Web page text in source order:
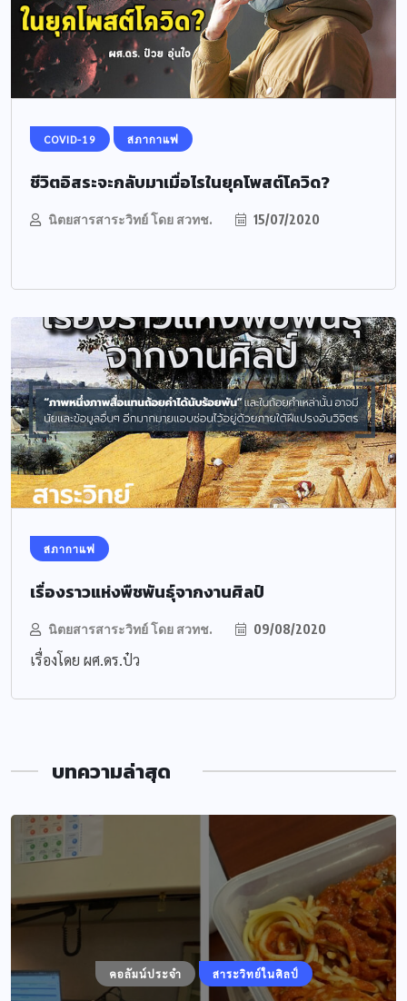
COVID-19 สภากาแฟ
ชีวิตอิสระจะกลับมาเมื่อไรในยุคโพสต์โควิด?
นิตยสารสาระวิทย์ โดย สวทช. 15/07/2020
สภากาแฟ
เรื่องราวแห่งพืชพันธุ์จากงานศิลป์
นิตยสารสาระวิทย์ โดย สวทช. 09/08/2020
เรื่องโดย ผศ.ดร.​ป๋ว
บทความล่าสุด
คอลัมน์ประจำ สาระวิทย์ในศิลป์